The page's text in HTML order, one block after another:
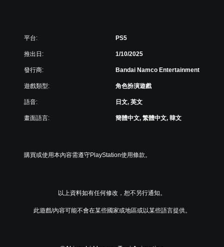
平台: PS5
推出日: 1/10/2025
發行商: Bandai Namco Entertainment
遊戲類型: 角色扮演遊戲
語音: 日文, 英文
畫面語言: 簡體中文, 繁體中文, 韓文
購買或使用本內容需遵守PlayStation使用條款。
以上資料如有任何修改，恕不另行通知。
此遊戲/內容可能不會在某些國家或地區或以某些語言提供。